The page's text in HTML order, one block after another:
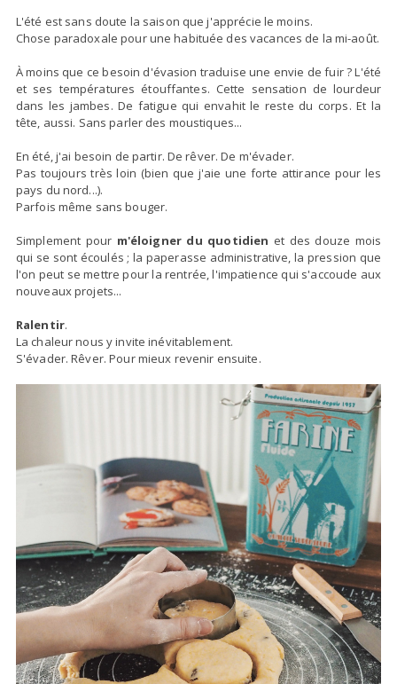
L'été est sans doute la saison que j'apprécie le moins.
Chose paradoxale pour une habituée des vacances de la mi-août.
À moins que ce besoin d'évasion traduise une envie de fuir ? L'été
et ses températures étouffantes. Cette sensation de lourdeur
dans les jambes. De fatigue qui envahit le reste du corps. Et la
tête, aussi. Sans parler des moustiques...
En été, j'ai besoin de partir. De rêver. De m'évader.
Pas toujours très loin (bien que j'aie une forte attirance pour les
pays du nord...).
Parfois même sans bouger.
Simplement pour m'éloigner du quotidien et des douze mois
qui se sont écoulés ; la paperasse administrative, la pression que
l'on peut se mettre pour la rentrée, l'impatience qui s'accoude aux
nouveaux projets...
Ralentir.
La chaleur nous y invite inévitablement.
S'évader. Rêver. Pour mieux revenir ensuite.